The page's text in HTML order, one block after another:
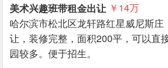
美术兴趣班带租金出让 ￥14万
哈尔滨市松北区龙轩路红星威尼斯庄
让，装修完整，面积200平，可以直
园较多。便于招生。